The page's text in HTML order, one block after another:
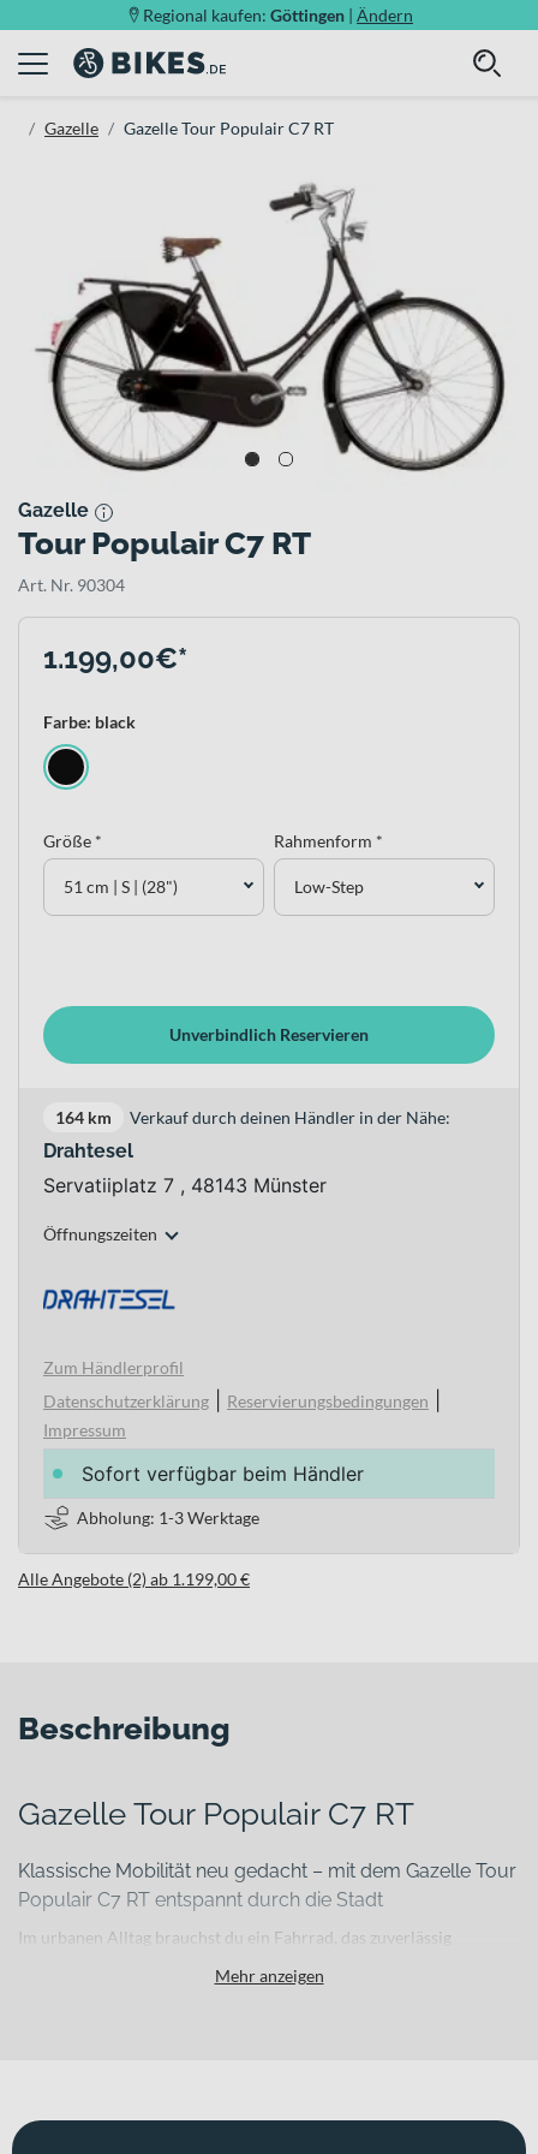
Regional kaufen: Göttingen | Ändern
Gazelle Gazelle Tour Populair C7 RT
Gazelle
Tour Populair C7 RT
Art. Nr. 90304
1.199,00€*
Farbe: black
Größe *
51 cm | S | (28")
Rahmenform *
Low-Step
Unverbindlich Reservieren
164 km Verkauf durch deinen Händler in der Nähe:
Drahtesel
Servatiiplatz 7 , 48143 Münster
Öffnungszeiten
Zum Händlerprofil
Datenschutzerklärung
Reservierungsbedingungen
Impressum
Sofort verfügbar beim Händler
Abholung: 1-3 Werktage
Alle Angebote (2) ab 1.199,00 €
Beschreibung
Gazelle Tour Populair C7 RT
Klassische Mobilität neu gedacht – mit dem Gazelle Tour
Populair C7 RT entspannt durch die Stadt
Im urbanen Alltag brauchst du ein Fahrrad, das zuverlässig
Sicherheit gibt. Das Gazelle Tour Populair C7 RT verbindet einen
Für welche Einsätze eignet sich dieses Bike?
Mehr anzeigen